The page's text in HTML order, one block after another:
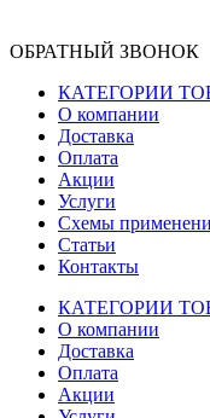
ОБРАТНЫЙ ЗВОНОК
КАТЕГОРИИ
О компании
Доставка
Оплата
Акции
Услуги
Схемы
Статьи
Контакты
КАТЕГОРИИ
О компании
Доставка
Оплата
Акции